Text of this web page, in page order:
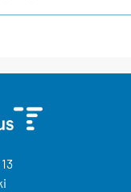
13